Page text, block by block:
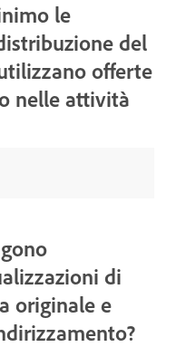
le
del
offerte
nelle attività
di
originale e